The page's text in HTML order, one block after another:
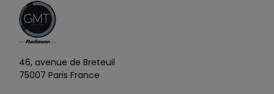
46, avenue de Breteuil
75007 Paris France